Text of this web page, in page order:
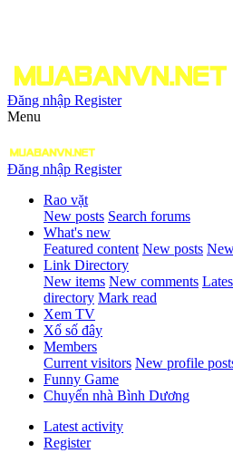
Đăng nhập Register
Menu
Đăng nhập Register
Rao vặt
New posts Search forums
What's new
Featured content New posts
Link Directory
New items New comments
directory Mark read
Xem TV
Xổ số đây
Members
Current visitors New profile
Funny Game
Chuyển nhà Bình Dương
Latest activity
Register